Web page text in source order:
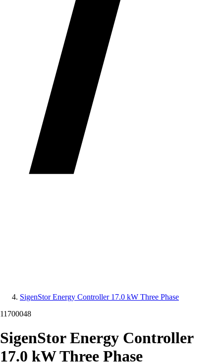
SigenStor Energy Controller 17.0 kW Three Phase
11700048
SigenStor Energy Controller
17.0 kW Three Phase